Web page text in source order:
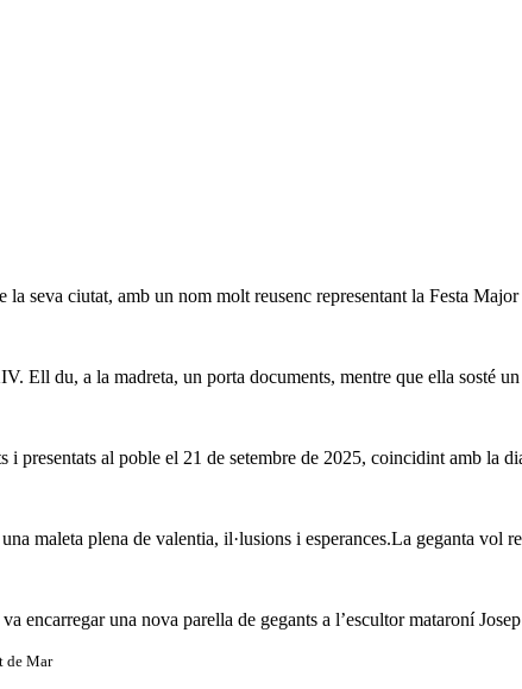
seva ciutat, amb un nom molt reusenc representant la Festa
Ell du, a la madreta, un porta documents, mentre que ella sosté
i presentats al poble el 21 de setembre de 2025, coincidint amb la
maleta plena de valentia, il·lusions i esperances.La geganta vol
encarregar una nova parella de gegants a l’escultor mataroní
de Mar